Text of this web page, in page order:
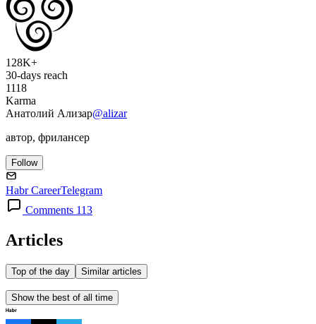
128K+
30-days reach
1118
Karma
Анатолий Ализар@alizar
автор, фрилансер
Follow
Habr CareerTelegram
Comments 113
Articles
Top of the day Similar articles
Show the best of all time